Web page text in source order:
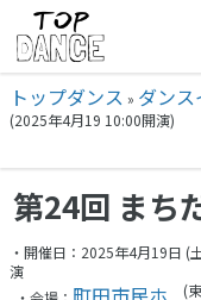
トップダンス » ダンス
(2025年4月19 10:00開演)
第24回 まち
・開催日：2025年4月19日 (
演
(